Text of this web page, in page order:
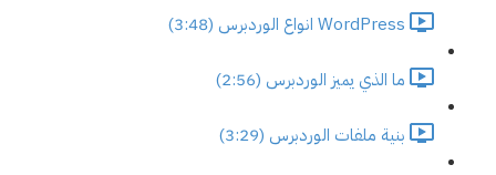
WordPress انواع الوردبرس (3:48)
ما الذي يميز الوردبرس (2:56)
بنية ملفات الوردبرس (3:29)